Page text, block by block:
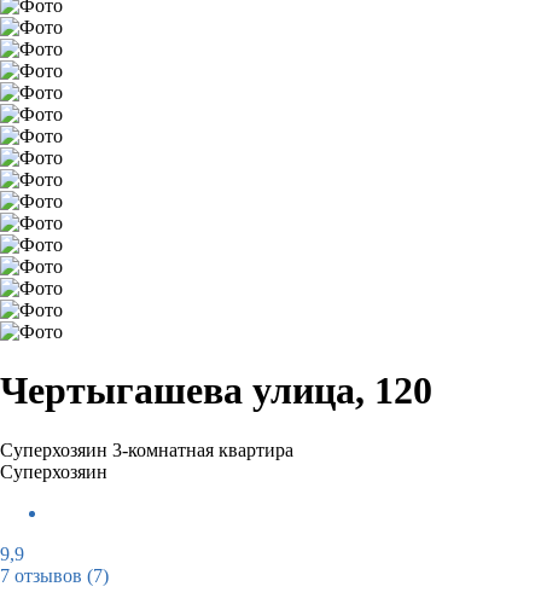
Чертыгашева улица, 120
Суперхозяин 3-комнатная квартира
Суперхозяин
9,9
7 отзывов (7)